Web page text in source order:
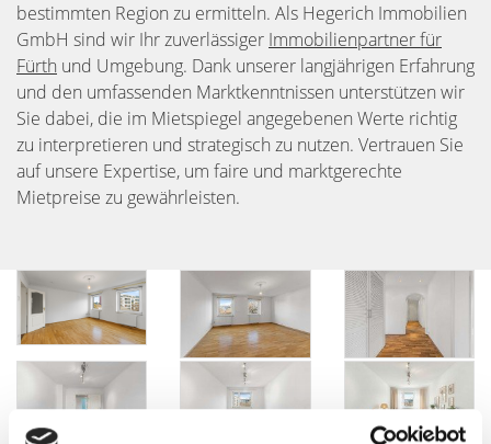
bestimmten Region zu ermitteln. Als Hegerich Immobilien
GmbH sind wir Ihr zuverlässiger Immobilienpartner für
Fürth und Umgebung. Dank unserer langjährigen Erfahrung
und den umfassenden Marktkenntnissen unterstützen wir
Sie dabei, die im Mietspiegel angegebenen Werte richtig
zu interpretieren und strategisch zu nutzen. Vertrauen Sie
auf unsere Expertise, um faire und marktgerechte
Mietpreise zu gewährleisten.